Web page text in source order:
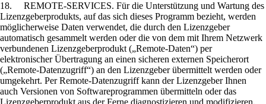
18. REMOTE-SERVICES. Für die Unterstützung und Wartung des
Lizenzgeberprodukts, auf das sich dieses Programm bezieht, werden
möglicherweise Daten verwendet, die durch den Lizenzgeber
automatisch gesammelt werden oder die von dem mit Ihrem Netzwerk
verbundenen Lizenzgeberprodukt („Remote-Daten“) per
elektronischer Übertragung an einen sicheren externen Speicherort
(„Remote-Datenzugriff“) an den Lizenzgeber übermittelt werden oder
umgekehrt. Per Remote-Datenzugriff kann der Lizenzgeber Ihnen
auch Versionen von Softwareprogrammen übermitteln oder das